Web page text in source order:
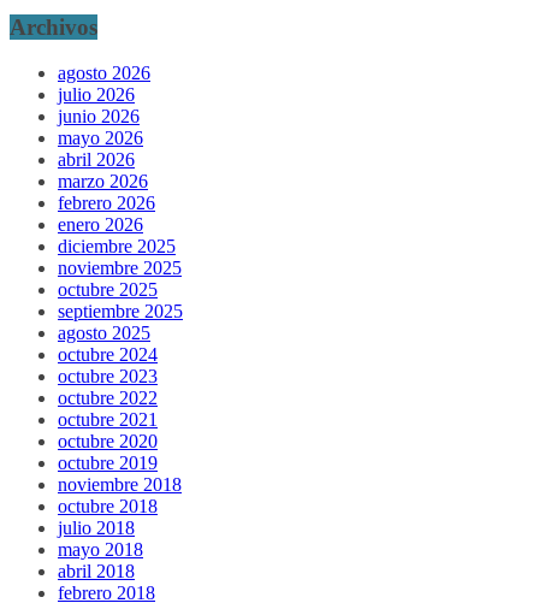
Archivos
agosto 2026
julio 2026
junio 2026
mayo 2026
abril 2026
marzo 2026
febrero 2026
enero 2026
diciembre 2025
noviembre 2025
octubre 2025
septiembre 2025
agosto 2025
octubre 2024
octubre 2023
octubre 2022
octubre 2021
octubre 2020
octubre 2019
noviembre 2018
octubre 2018
julio 2018
mayo 2018
abril 2018
febrero 2018